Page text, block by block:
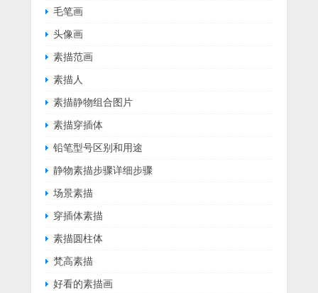
毛笔画
头像画
素描范画
素描人
素描静物组合图片
素描穿插体
铅笔型号区别和用途
静物素描步骤详细步骤
场景素描
穿插体素描
素描圆柱体
梵高素描
好看的素描画